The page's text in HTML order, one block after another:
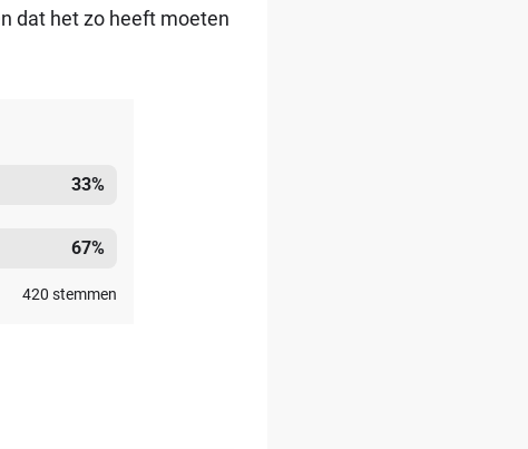
dat het zo heeft moeten
33%
67%
420 stemmen